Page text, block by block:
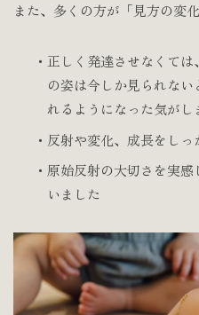
また、多くの方が「見方の変
・正しく発達させなくて
の姿は今しか見られな
れるようになった気がし
・反射や変化、成長をし
・原始反射の大切さを実
いました